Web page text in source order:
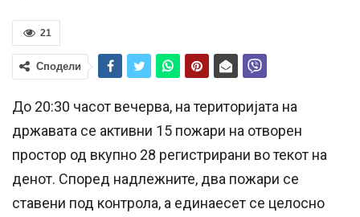
21
Сподели
До 20:30 часот вечерва, на територијата на
државата се активни 15 пожари на отворен
простор од вкупно 28 регистрирани во текот на
денот. Според надлежните, два пожари се
ставени под контрола, а единаесет се целосно